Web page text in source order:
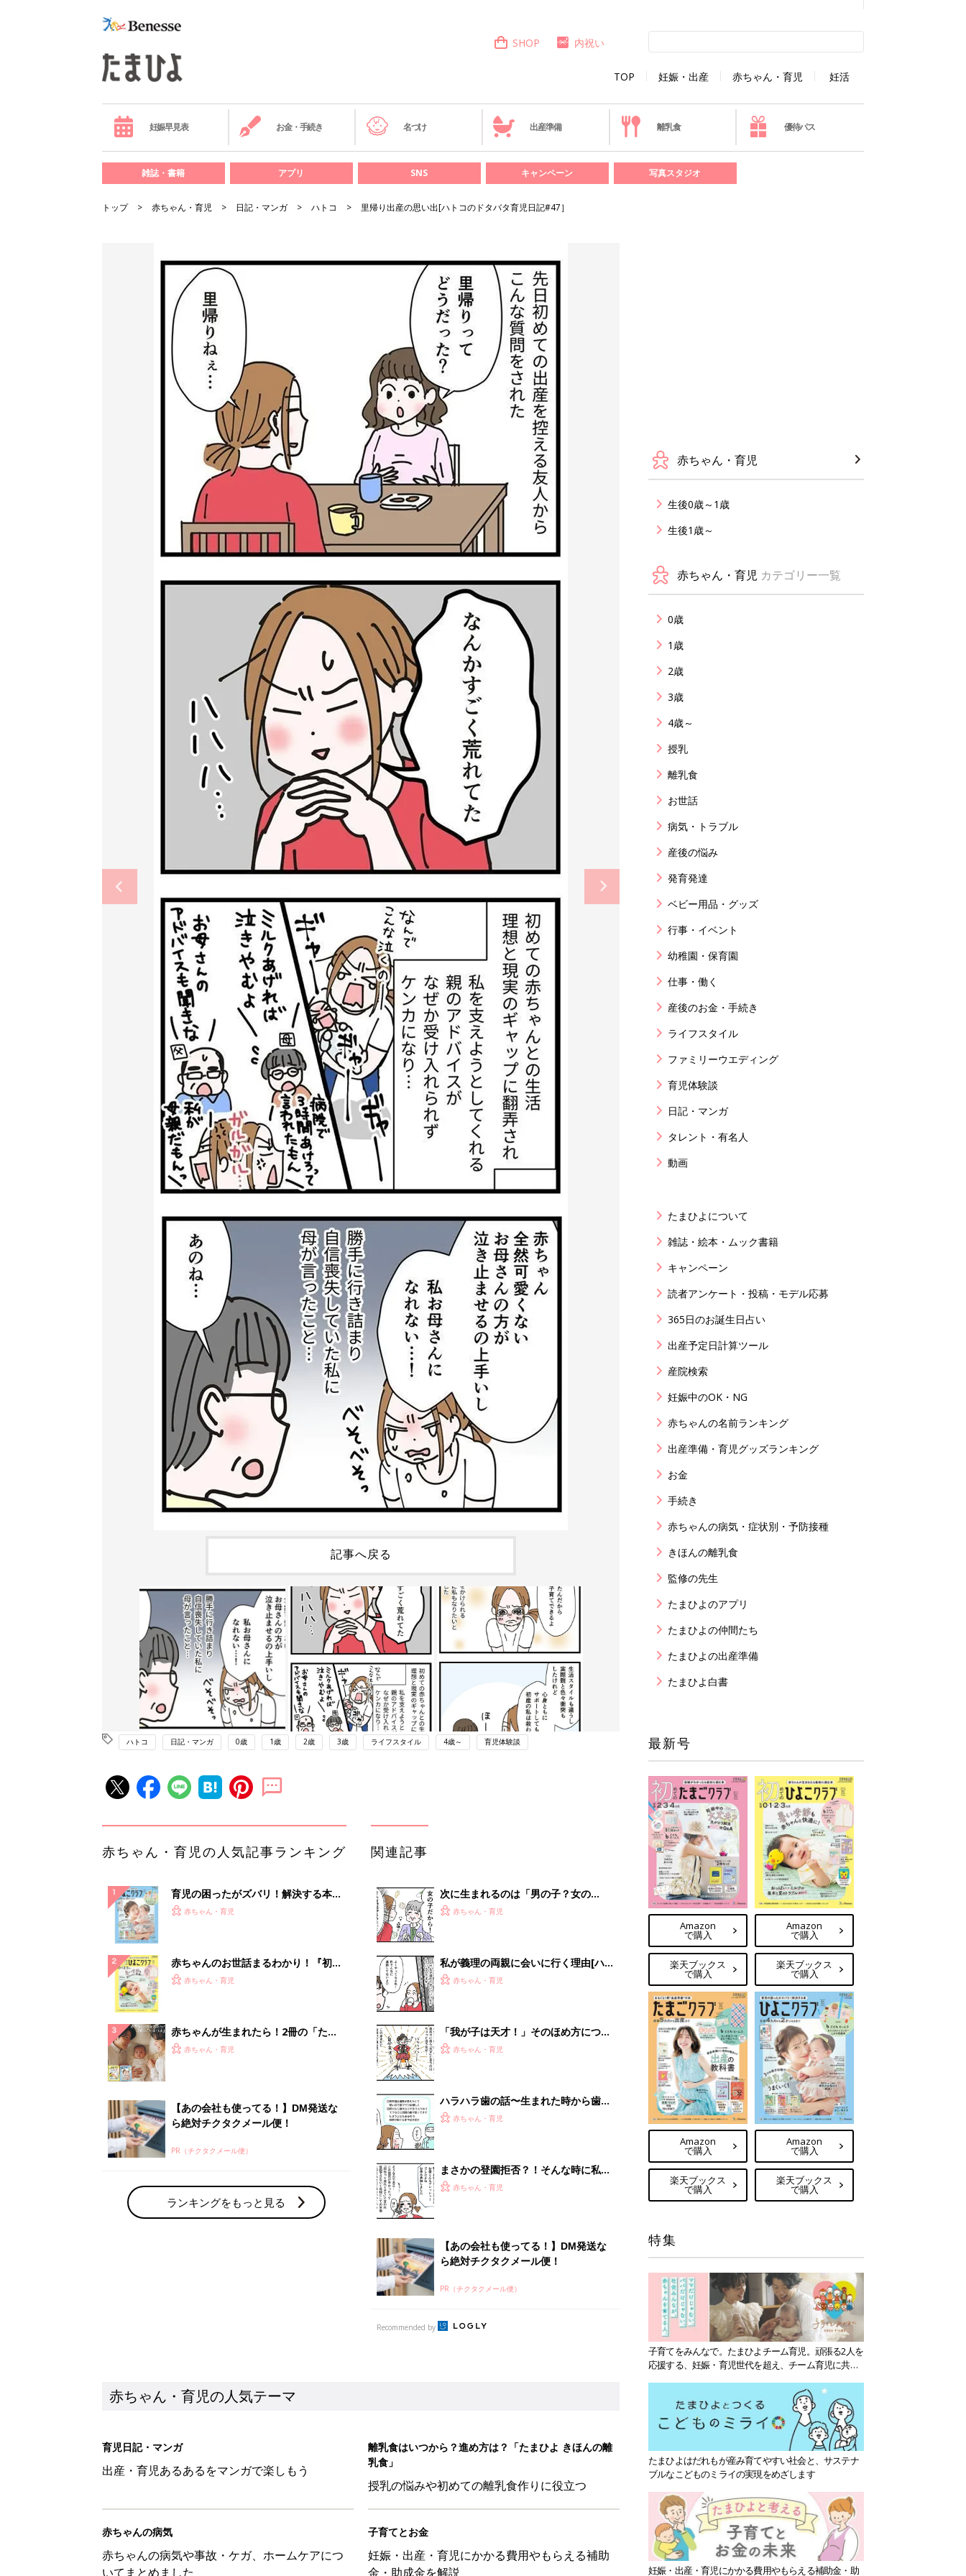
TOP 妊娠・出産 赤ちゃん・育児 妊活
SHOP 内祝い
妊娠早見表 お金・手続き 名づけ 出産準備 離乳食 優待パス
雑誌・書籍 アプリ SNS キャンペーン 写真スタジオ
トップ 赤ちゃん・育児 日記・マンガ ハトコ 里帰り出産の思い出[ハトコのドタバタ育児日記#47］
記事へ戻る
ハトコ 日記・マンガ 0歳 1歳 2歳 3歳 ライフスタイル 4歳～ 育児体験談
赤ちゃん・育児の人気記事ランキング
育児の困ったがズバリ！解決する本
『ひよこクラブ 夏号』 4カ月～2才
赤ちゃん・育児
赤ちゃんのお世話まるわかり！『初め
てのひよこクラブ 夏号』〈巻頭大特
赤ちゃん・育児
赤ちゃんが生まれたら！2冊の「たま
ひよ」
赤ちゃん・育児
【あの会社も使ってる！】DM発送な
ら絶対チクタクメール便！
PR（チクタクメール便）
ランキングをもっと見る
関連記事
次に生まれるのは「男の子？女の
子？」初耳ジンクス[ハトコのドタバ
赤ちゃん・育児
私が義理の両親に会いに行く理由[ハ
トコのドタバタ育児日記#94］
赤ちゃん・育児
「我が子は天才！」そのほめ方につい
て考えた[ハトコのドタバタ育児日記
赤ちゃん・育児
ハラハラ歯の話〜生まれた時から歯が
生えていた息子〜（後編）[ハトコの
赤ちゃん・育児
まさかの登園拒否？！そんな時に私が
したアレコレ【後編】[ハトコのドタ
赤ちゃん・育児
【あの会社も使ってる！】DM発送な
ら絶対チクタクメール便！
PR（チクタクメール便）
Recommended by
赤ちゃん・育児の人気テーマ
育児日記・マンガ
出産・育児あるあるをマンガで楽しもう
離乳食はいつから？進め方は？「たまひよ きほんの離
乳食」
授乳の悩みや初めての離乳食作りに役立つ
赤ちゃんの病気
赤ちゃんの病気や事故・ケガ、ホームケアにつ
いてまとめました
子育てとお金
妊娠・出産・育児にかかる費用やもらえる補助
金・助成金を解説
赤ちゃん・育児
生後0歳～1歳
生後1歳～
赤ちゃん・育児 カテゴリー一覧
0歳
1歳
2歳
3歳
4歳～
授乳
離乳食
お世話
病気・トラブル
産後の悩み
発育発達
ベビー用品・グッズ
行事・イベント
幼稚園・保育園
仕事・働く
産後のお金・手続き
ライフスタイル
ファミリーウエディング
育児体験談
日記・マンガ
タレント・有名人
動画
たまひよについて
雑誌・絵本・ムック書籍
キャンペーン
読者アンケート・投稿・モデル応募
365日のお誕生日占い
出産予定日計算ツール
産院検索
妊娠中のOK・NG
赤ちゃんの名前ランキング
出産準備・育児グッズランキング
お金
手続き
赤ちゃんの病気・症状別・予防接種
きほんの離乳食
監修の先生
たまひよのアプリ
たまひよの仲間たち
たまひよの出産準備
たまひよ白書
最新号
Amazon
で購入
楽天ブックス
で購入
Amazon
で購入
楽天ブックス
で購入
Amazon
で購入
楽天ブックス
で購入
Amazon
で購入
楽天ブックス
で購入
特集
子育てをみんなで。たまひよチーム育児。頑張る2人を
応援する、妊娠・育児世代を超え、チーム育児に共感
たまひよはだれもが産み育てやすい社会と、サステナ
ブルなこどものミライの実現をめざします
妊娠・出産・育児にかかる費用やもらえる補助金・助